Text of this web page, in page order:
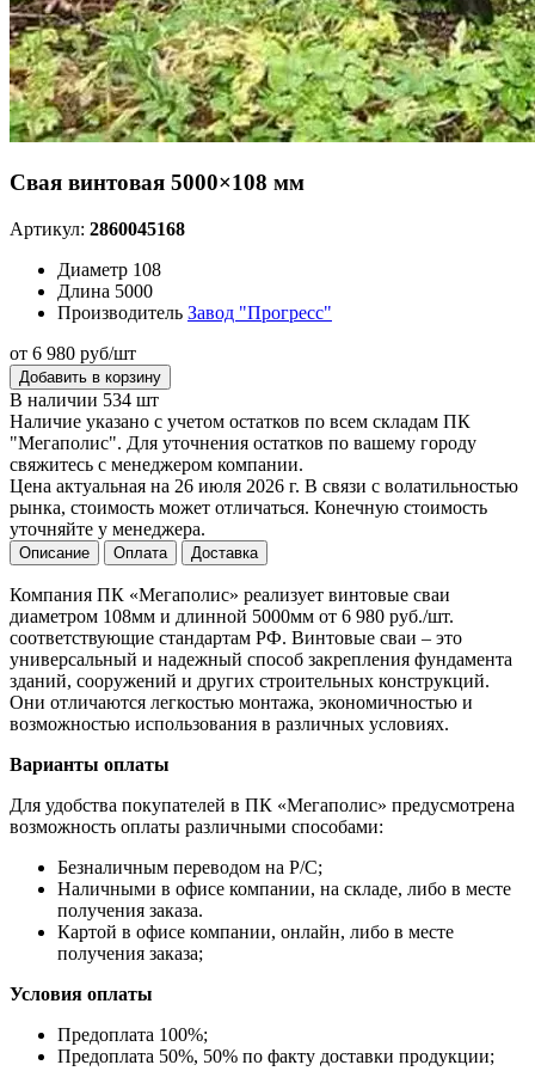
Свая винтовая 5000×108 мм
Артикул: 2860045168
Диаметр 108
Длина 5000
Производитель Завод "Прогресс"
от 6 980 руб/шт
Добавить в корзину
В наличии 534 шт
Наличие указано с учетом остатков по всем складам ПК
"Мегаполис". Для уточнения остатков по вашему городу
свяжитесь с менеджером компании.
Цена актуальная на 26 июля 2026 г. В связи с волатильностью
рынка, стоимость может отличаться. Конечную стоимость
уточняйте у менеджера.
Описание Оплата Доставка
Компания ПК «Мегаполис» реализует винтовые сваи
диаметром 108мм и длинной 5000мм от 6 980 руб./шт.
соответствующие стандартам РФ. Винтовые сваи – это
универсальный и надежный способ закрепления фундамента
зданий, сооружений и других строительных конструкций.
Они отличаются легкостью монтажа, экономичностью и
возможностью использования в различных условиях.
Варианты оплаты
Для удобства покупателей в ПК «Мегаполис» предусмотрена
возможность оплаты различными способами:
Безналичным переводом на Р/С;
Наличными в офисе компании, на складе, либо в месте
получения заказа.
Картой в офисе компании, онлайн, либо в месте
получения заказа;
Условия оплаты
Предоплата 100%;
Предоплата 50%, 50% по факту доставки продукции;